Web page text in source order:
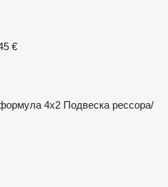
€
4x2 Подвеска рессора/